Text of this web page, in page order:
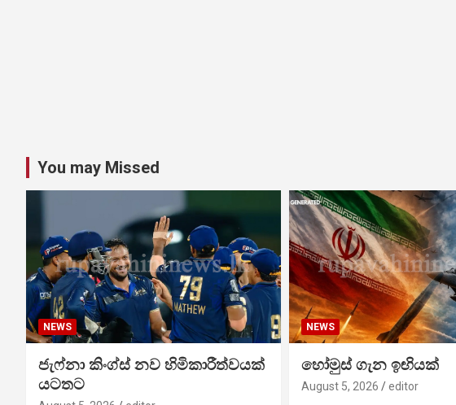
You may Missed
NEWS
ජැෆ්නා කිංග්ස් නව හිමිකාරීත්වයක්
යටතට
NEWS
හෝමුස් ගැන ඉඟියක්
August 5, 2026 editor